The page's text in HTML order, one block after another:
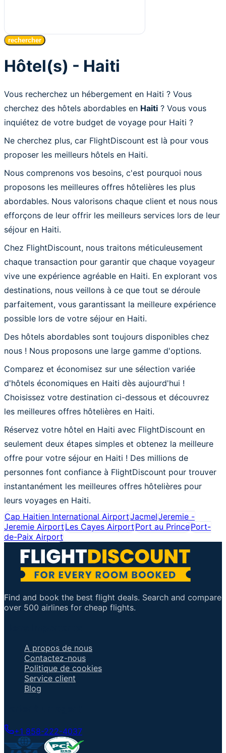
rechercher
Hôtel(s) - Haiti
Vous recherchez un hébergement en Haiti ? Vous
cherchez des hôtels abordables en Haiti ? Vous vous
inquiétez de votre budget de voyage pour Haiti ?
Ne cherchez plus, car FlightDiscount est là pour vous
proposer les meilleurs hôtels en Haiti.
Nous comprenons vos besoins, c'est pourquoi nous
proposons les meilleures offres hôtelières les plus
abordables. Nous valorisons chaque client et nous nous
efforçons de leur offrir les meilleurs services lors de leur
séjour en Haiti.
Chez FlightDiscount, nous traitons méticuleusement
chaque transaction pour garantir que chaque voyageur
vive une expérience agréable en Haiti. En explorant vos
destinations, nous veillons à ce que tout se déroule
parfaitement, vous garantissant la meilleure expérience
possible lors de votre séjour en Haiti.
Des hôtels abordables sont toujours disponibles chez
nous ! Nous proposons une large gamme d'options.
Comparez et économisez sur une sélection variée
d'hôtels économiques en Haiti dès aujourd'hui !
Choisissez votre destination ci-dessous et découvrez
les meilleures offres hôtelières en Haiti.
Réservez votre hôtel en Haiti avec FlightDiscount en
seulement deux étapes simples et obtenez la meilleure
offre pour votre séjour en Haiti ! Des millions de
personnes font confiance à FlightDiscount pour trouver
instantanément les meilleures offres hôtelières pour
leurs voyages en Haiti.
Cap Haitien International AirportJacmelJeremie -
Jeremie AirportLes Cayes AirportPort au PrincePort-
de-Paix Airport
Find and book the best flight deals. Search and compare
over 500 airlines for cheap flights.
A propos de nous
Contactez-nous
Politique de cookies
Service client
Blog
+1 858-222-4037